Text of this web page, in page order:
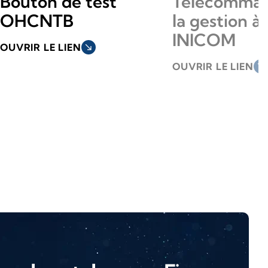
OHCNTB
OUVRIR LE LIEN south_east
la gestion à
INICOM
OUVRIR LE LIEN south_east